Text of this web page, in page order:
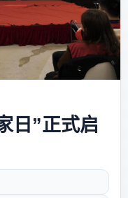
日”正式启